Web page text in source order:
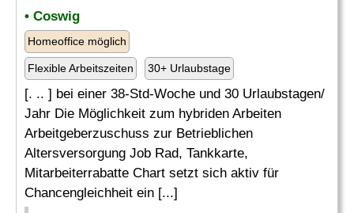
• Coswig
Homeoffice möglich
Flexible Arbeitszeiten 30+ Urlaubstage
[. .. ] bei einer 38-Std-Woche und 30 Urlaubstagen/
Jahr Die Möglichkeit zum hybriden Arbeiten
Arbeitgeberzuschuss zur Betrieblichen
Altersversorgung Job Rad, Tankkarte,
Mitarbeiterrabatte Chart setzt sich aktiv für
Chancengleichheit ein [...]